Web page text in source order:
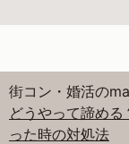
街コン・婚活の
どうやって諦め
った時の対処法